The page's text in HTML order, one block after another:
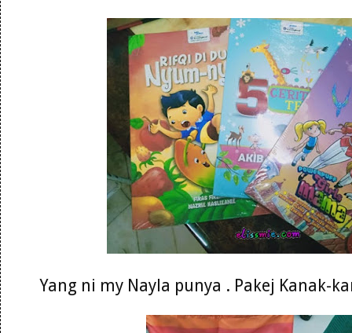
Yang ni my Nayla punya . Pakej Kanak-